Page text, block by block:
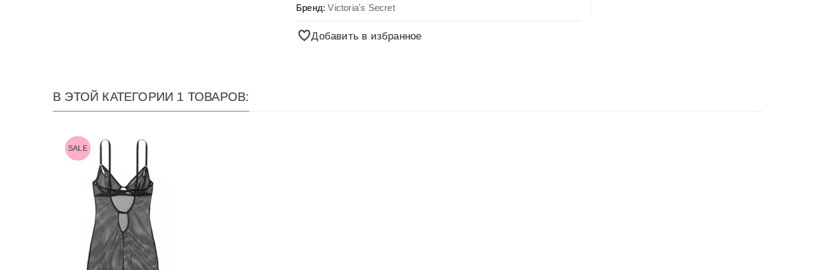
Бренд:Victoria's Secret
Добавить в избранное
В ЭТОЙ КАТЕГОРИИ 1 ТОВАРОВ:
SALE